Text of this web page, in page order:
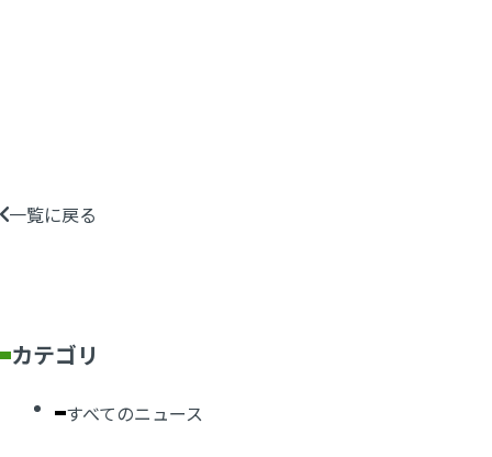
一覧に戻る
カテゴリ
すべてのニュース